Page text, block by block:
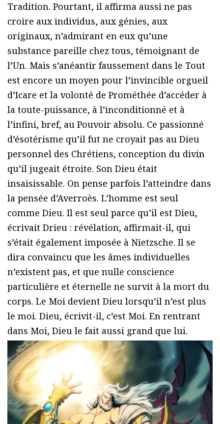
Tradition. Pourtant, il affirma aussi ne pas
croire aux individus, aux génies, aux
originaux, n’admirant en eux qu’une
substance pareille chez tous, témoignant de
l’Un. Mais s’anéantir faussement dans le Tout
est encore un moyen pour l’invincible orgueil
d’Icare et la volonté de Prométhée d’accéder à
la toute-puissance, à l’inconditionné et à
l’infini, bref, au Pouvoir absolu. Ce passionné
d’ésotérisme qu’il fut ne croyait pas au Dieu
personnel des Chrétiens, conception du divin
qu’il jugeait étroite. Son Dieu était
insaisissable. On pense parfois l’atteindre dans
la pensée d’Averroès. L’homme est seul
comme Dieu. Il est seul parce qu’il est Dieu,
écrivait Drieu : révélation, affirmait-il, qui
s’était également imposée à Nietzsche. Il se
dira convaincu que les âmes individuelles
n’existent pas, et que nulle conscience
particulière et éternelle ne survit à la mort du
corps. Le Moi devient Dieu lorsqu’il n’est plus
le moi. Dieu, écrivit-il, c’est Moi. En rentrant
dans Moi, Dieu le fait aussi grand que lui.